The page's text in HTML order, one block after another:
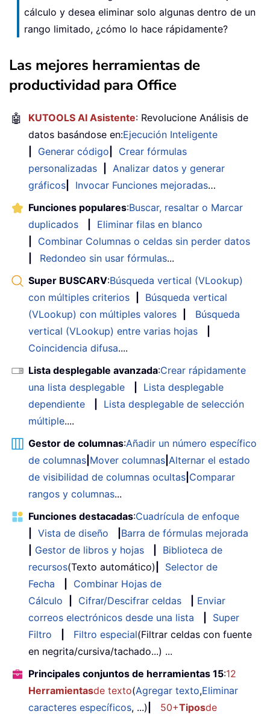
cálculo y desea eliminar solo algunas dentro de un
rango limitado, ¿cómo lo hace rápidamente?
Las mejores herramientas de
productividad para Office
🤖 KUTOOLS AI Asistente: Revolucione Análisis de
datos basándose en:Ejecución Inteligente
Generar código
Crear fórmulas
personalizadas
Analizar datos y generar
gráficos
Invocar Funciones mejoradas…
Funciones populares:Buscar, resaltar o Marcar
duplicados
Eliminar filas en blanco
Combinar Columnas o celdas sin perder datos
Redondeo sin usar fórmulas...
Super BUSCARV:Búsqueda vertical (VLookup)
con múltiples criterios
Búsqueda vertical
(VLookup) con múltiples valores
Búsqueda
vertical (VLookup) entre varias hojas
Coincidencia difusa....
Lista desplegable avanzada:Crear rápidamente
una lista desplegable
Lista desplegable
dependiente
Lista desplegable de selección
múltiple....
Gestor de columnas:Añadir un número específico
de columnas Mover columnas Alternar el estado
de visibilidad de columnas ocultas Comparar
rangos y columnas...
Funciones destacadas:Cuadrícula de enfoque
Vista de diseño
Barra de fórmulas mejorada
Gestor de libros y hojas
Biblioteca de
recursos(Texto automático)
Selector de
Fecha
Combinar Hojas de
Cálculo
Cifrar/Descifrar celdas
Enviar
correos electrónicos desde una lista
Super
Filtro
Filtro especial(Filtrar celdas con fuente
en negrita/cursiva/tachado...) ...
Principales conjuntos de herramientas 15:12
Herramientasde texto(Agregar texto,Eliminar
caracteres específicos, ...) 50+Tiposde